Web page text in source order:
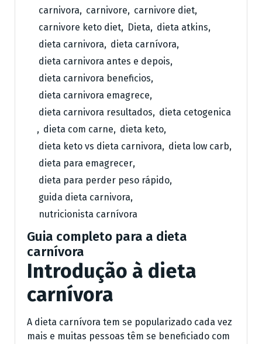
carnivora, carnivore, carnivore diet,
carnivore keto diet, Dieta, dieta atkins,
dieta carnivora, dieta carnívora,
dieta carnivora antes e depois,
dieta carnivora beneficios,
dieta carnivora emagrece,
dieta carnivora resultados, dieta cetogenica
, dieta com carne, dieta keto,
dieta keto vs dieta carnivora, dieta low carb,
dieta para emagrecer,
dieta para perder peso rápido,
guida dieta carnivora,
nutricionista carnívora
Guia completo para a dieta
carnívora
Introdução à dieta
carnívora
A dieta carnívora tem se popularizado cada vez
mais e muitas pessoas têm se beneficiado com